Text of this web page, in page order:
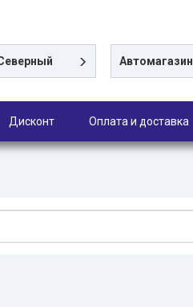
Автомагазин
Дисконт Оплата и доставка